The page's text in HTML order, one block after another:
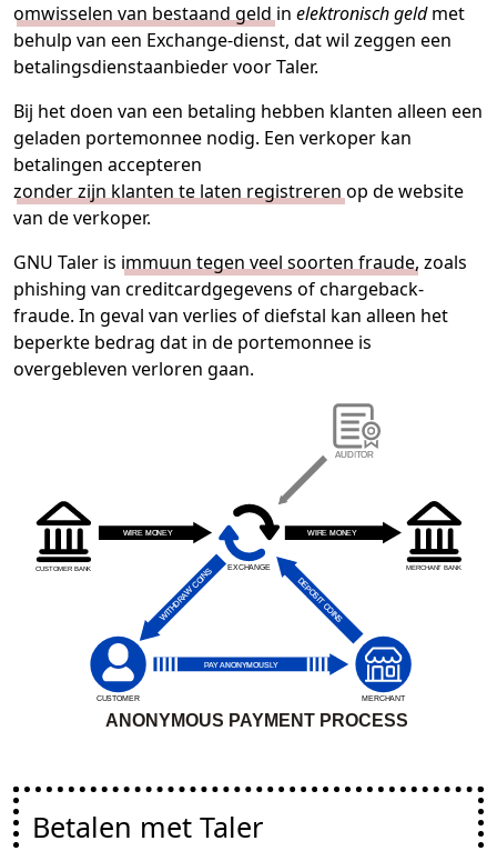
omwisselen van bestaand geld in elektronisch geldmet
behulp van een Exchange-dienst, dat wil zeggen een
betalingsdienstaanbieder voor Taler.
Bij het doen van een betaling hebben klanten alleen een
geladen portemonnee nodig. Een verkoper kan
betalingen accepteren
zonder zijn klanten te laten registreren op de website
van de verkoper.
GNU Taler is immuun tegen veel soorten fraude, zoals
phishing van creditcardgegevens of chargeback-
fraude. In geval van verlies of diefstal kan alleen het
beperkte bedrag dat in de portemonnee is
overgebleven verloren gaan.
Betalen met Taler